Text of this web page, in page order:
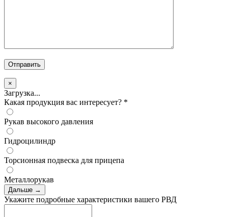
×
Загрузка...
Какая продукция вас интересует? *
Рукав высокого давления
Гидроцилиндр
Торсионная подвеска для прицепа
Металлорукав
Дальше →
Укажите подробные характеристики вашего РВД